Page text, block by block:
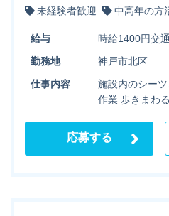
未経験者歓迎
中高年の方
給与
時給1400円交
勤務地
神戸市北区
仕事内容
施設内のシー
作業 歩きまわ
応募する